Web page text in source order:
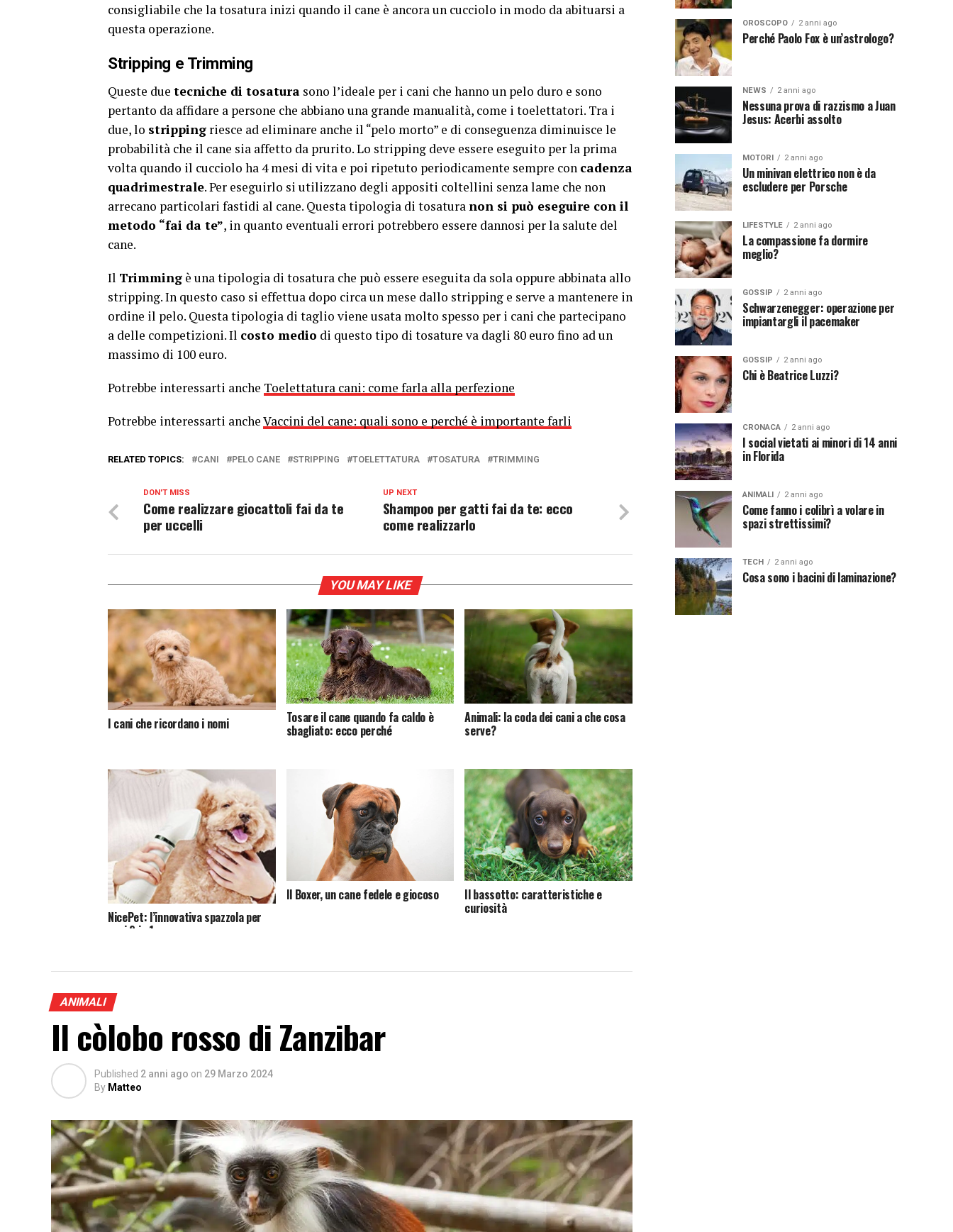
consigliabile che la tosatura inizi quando il cane è ancora un cucciolo in modo da abituarsi a
questa operazione.
Stripping e Trimming
Queste due tecniche di tosatura sono l’ideale per i cani che hanno un pelo duro e sono
pertanto da affidare a persone che abbiano una grande manualità, come i toelettatori. Tra i
due, lo stripping riesce ad eliminare anche il “pelo morto” e di conseguenza diminuisce le
probabilità che il cane sia affetto da prurito. Lo stripping deve essere eseguito per la prima
volta quando il cucciolo ha 4 mesi di vita e poi ripetuto periodicamente sempre con cadenza
quadrimestrale. Per eseguirlo si utilizzano degli appositi coltellini senza lame che non
arrecano particolari fastidi al cane. Questa tipologia di tosaturanon si può eseguire con il
metodo “fai da te”, in quanto eventuali errori potrebbero essere dannosi per la salute del
cane.
Il Trimming è una tipologia di tosatura che può essere eseguita da sola oppure abbinata allo
stripping. In questo caso si effettua dopo circa un mese dallo stripping e serve a mantenere in
ordine il pelo. Questa tipologia di taglio viene usata molto spesso per i cani che partecipano
a delle competizioni. Il costo medio di questo tipo di tosature va dagli 80 euro fino ad un
massimo di 100 euro.
Potrebbe interessarti anche Toelettatura cani: come farla alla perfezione
Potrebbe interessarti ancheVaccini del cane: quali sono e perché è importante farli
RELATED TOPICS: CANI PELO CANE STRIPPING TOELETTATURA TOSATURA TRIMMING
UP NEXT
Shampoo per gatti fai da te: ecco
come realizzarlo
DON'T MISS
Come realizzare giocattoli fai da te
per uccelli
YOU MAY LIKE
I cani che ricordano i nomi Tosare il cane quando fa caldo è
sbagliato: ecco perché
Animali: la coda dei cani a che cosa
serve?
NicePet: l’innovativa spazzola per
cani 2 in 1
Il Boxer, un cane fedele e giocoso Il bassotto: caratteristiche e
curiosità
ANIMALI
Il còlobo rosso di Zanzibar
Published 2 anni ago on 29 Marzo 2024
By Matteo
OROSCOPO 2 anni ago
Perché Paolo Fox è un’astrologo?
NEWS 2 anni ago
Nessuna prova di razzismo a Juan
Jesus: Acerbi assolto
MOTORI 2 anni ago
Un minivan elettrico non è da
escludere per Porsche
LIFESTYLE 2 anni ago
La compassione fa dormire
meglio?
GOSSIP 2 anni ago
Schwarzenegger: operazione per
impiantargli il pacemaker
GOSSIP 2 anni ago
Chi è Beatrice Luzzi?
CRONACA 2 anni ago
I social vietati ai minori di 14 anni
in Florida
ANIMALI 2 anni ago
Come fanno i colibrì a volare in
spazi strettissimi?
TECH 2 anni ago
Cosa sono i bacini di laminazione?